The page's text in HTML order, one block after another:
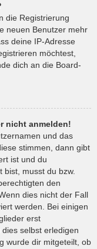
die Registrierung
neuen Benutzer mehr
deine IP-Adresse
möchtest,
dich an die Board-
nicht anmelden!
und das
stimmen, dann gibt
ist und du
musst du bzw.
den
dies nicht der Fall
werden. Bei einigen
erst
selbst erledigen
wurde dir mitgeteilt, ob